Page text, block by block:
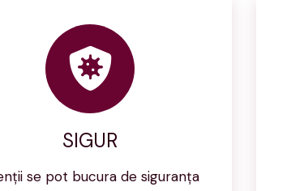
SIGUR
se pot bucura de siguranţa